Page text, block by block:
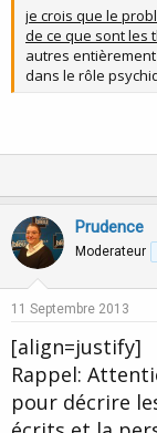
je crois que le
de ce que sont les
autres
dans le rôle
Prudence
Moderateur
11 Septembre 2013
[align=justify]
Rappel:
pour décrire